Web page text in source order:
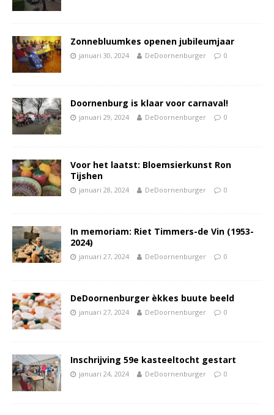
Zonnebluumkes openen jubileumjaar
januari 30, 2024 DeDoornenburger 0
Doornenburg is klaar voor carnaval!
januari 29, 2024 DeDoornenburger 0
Voor het laatst: Bloemsierkunst Ron
Tijshen
januari 28, 2024 DeDoornenburger 0
In memoriam: Riet Timmers-de Vin (1953-
2024)
januari 27, 2024 DeDoornenburger 0
DeDoornenburger èkkes buute beeld
januari 27, 2024 DeDoornenburger 0
Inschrijving 59e kasteeltocht gestart
januari 24, 2024 DeDoornenburger 0